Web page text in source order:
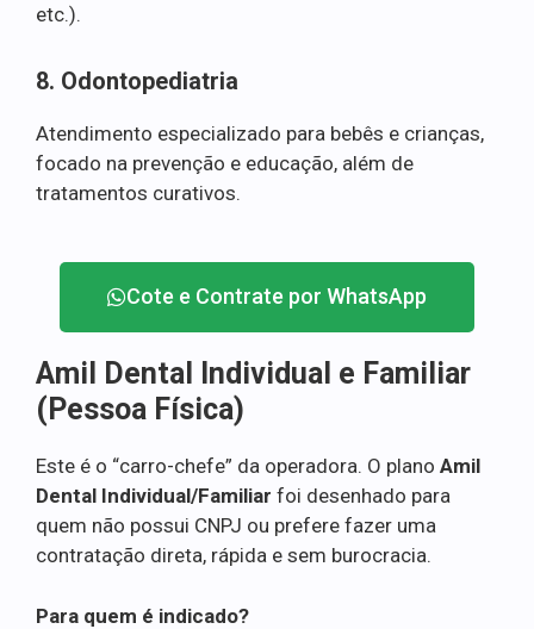
etc.).
8. Odontopediatria
Atendimento especializado para bebês e crianças,
focado na prevenção e educação, além de
tratamentos curativos.
Cote e Contrate por WhatsApp
Amil Dental Individual e Familiar
(Pessoa Física)
Este é o “carro-chefe” da operadora. O plano Amil
Dental Individual/Familiar foi desenhado para
quem não possui CNPJ ou prefere fazer uma
contratação direta, rápida e sem burocracia.
Para quem é indicado?